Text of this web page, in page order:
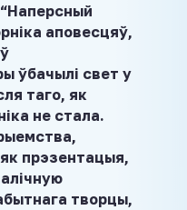
аповесцяў,
ўбачылі свет у
таго, як
не стала.
прэзентацыя,
творцы,